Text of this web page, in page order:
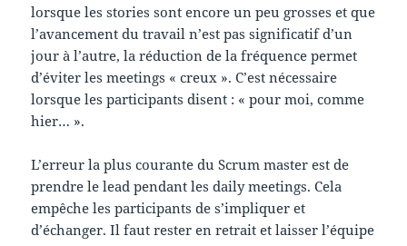
lorsque les stories sont encore un peu grosses et que
l’avancement du travail n’est pas significatif d’un
jour à l’autre, la réduction de la fréquence permet
d’éviter les meetings « creux ». C’est nécessaire
lorsque les participants disent : « pour moi, comme
hier… ».
L’erreur la plus courante du Scrum master est de
prendre le lead pendant les daily meetings. Cela
empêche les participants de s’impliquer et
d’échanger. Il faut rester en retrait et laisser l’équipe